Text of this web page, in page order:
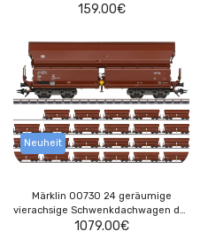
Circus Busch,
159.00€
Neuheit
Märklin 00730 24 geräumige
vierachsige Schwenkdachwagen der
Bauart Tals 968
1079.00€